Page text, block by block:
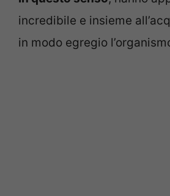
incredibile e insieme
in modo egregio